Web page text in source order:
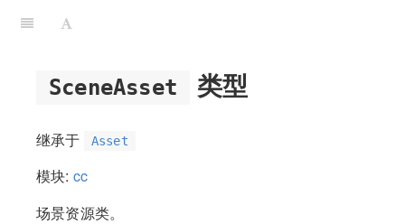
SceneAsset 类型
继承于 Asset
模块: cc
场景资源类。